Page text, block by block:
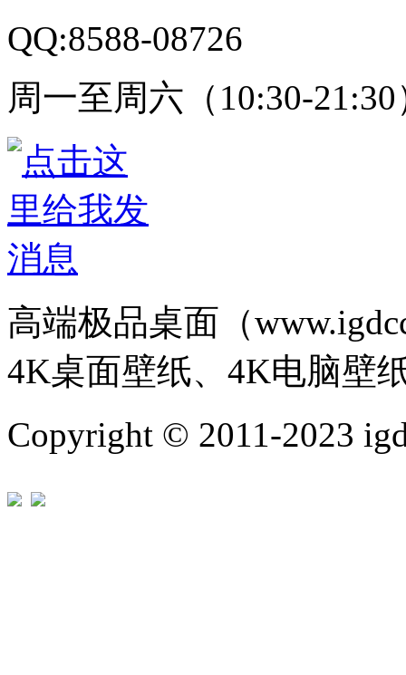
QQ:8588-08726
周一至周六（10:30-21:30
高端极品桌面（
4K桌面壁纸、4K电脑壁
Copyright © 2011-2023